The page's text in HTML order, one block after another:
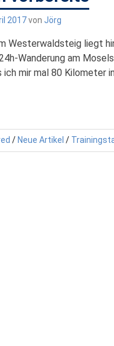
2017von Jörg
Westerwaldsteig liegt
Wanderung am
mir mal 80 Kilometer
/ Neue Artikel /